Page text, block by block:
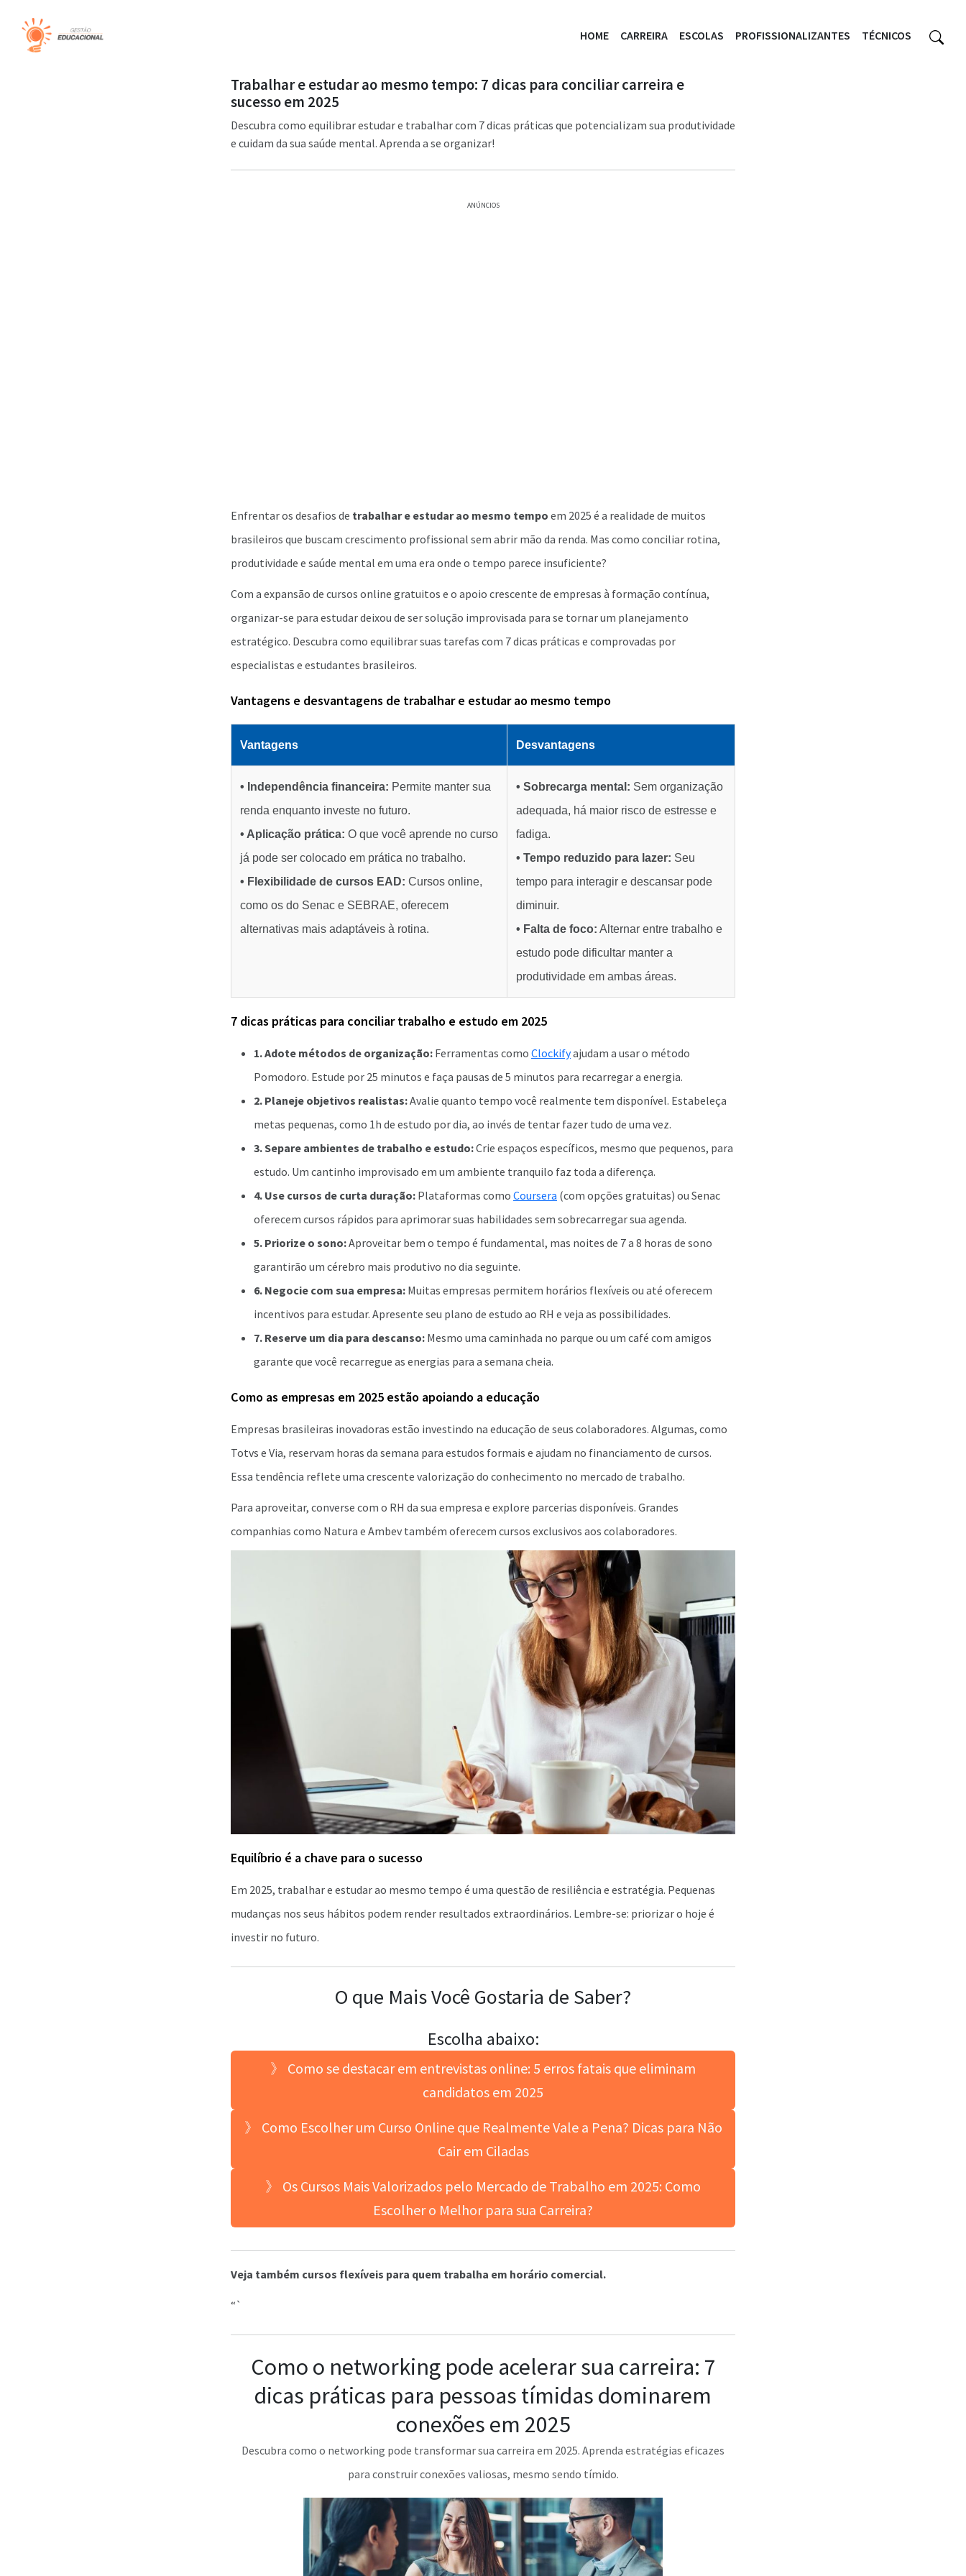
HOME CARREIRA ESCOLAS PROFISSIONALIZANTES TÉCNICOS
Trabalhar e estudar ao mesmo tempo: 7 dicas para conciliar carreira e
sucesso em 2025
Descubra como equilibrar estudar e trabalhar com 7 dicas práticas que potencializam sua produtividade
e cuidam da sua saúde mental. Aprenda a se organizar!
ANÚNCIOS
Enfrentar os desafios de trabalhar e estudar ao mesmo tempo em 2025 é a realidade de muitos
brasileiros que buscam crescimento profissional sem abrir mão da renda. Mas como conciliar rotina,
produtividade e saúde mental em uma era onde o tempo parece insuficiente?
Com a expansão de cursos online gratuitos e o apoio crescente de empresas à formação contínua,
organizar-se para estudar deixou de ser solução improvisada para se tornar um planejamento
estratégico. Descubra como equilibrar suas tarefas com 7 dicas práticas e comprovadas por
especialistas e estudantes brasileiros.
Vantagens e desvantagens de trabalhar e estudar ao mesmo tempo
Vantagens Desvantagens
• Independência financeira: Permite manter sua
renda enquanto investe no futuro.
• Aplicação prática: O que você aprende no curso
já pode ser colocado em prática no trabalho.
• Flexibilidade de cursos EAD: Cursos online,
como os do Senac e SEBRAE, oferecem
alternativas mais adaptáveis à rotina.
• Sobrecarga mental: Sem organização
adequada, há maior risco de estresse e
fadiga.
• Tempo reduzido para lazer: Seu
tempo para interagir e descansar pode
diminuir.
• Falta de foco: Alternar entre trabalho e
estudo pode dificultar manter a
produtividade em ambas áreas.
7 dicas práticas para conciliar trabalho e estudo em 2025
1. Adote métodos de organização: Ferramentas como Clockifyajudam a usar o método
Pomodoro. Estude por 25 minutos e faça pausas de 5 minutos para recarregar a energia.
2. Planeje objetivos realistas:Avalie quanto tempo você realmente tem disponível. Estabeleça
metas pequenas, como 1h de estudo por dia, ao invés de tentar fazer tudo de uma vez.
3. Separe ambientes de trabalho e estudo:Crie espaços específicos, mesmo que pequenos, para
estudo. Um cantinho improvisado em um ambiente tranquilo faz toda a diferença.
4. Use cursos de curta duração: Plataformas como Coursera (com opções gratuitas) ou Senac
oferecem cursos rápidos para aprimorar suas habilidades sem sobrecarregar sua agenda.
5. Priorize o sono:Aproveitar bem o tempo é fundamental, mas noites de 7 a 8 horas de sono
garantirão um cérebro mais produtivo no dia seguinte.
6. Negocie com sua empresa: Muitas empresas permitem horários flexíveis ou até oferecem
incentivos para estudar. Apresente seu plano de estudo ao RH e veja as possibilidades.
7. Reserve um dia para descanso: Mesmo uma caminhada no parque ou um café com amigos
garante que você recarregue as energias para a semana cheia.
Como as empresas em 2025 estão apoiando a educação
Empresas brasileiras inovadoras estão investindo na educação de seus colaboradores. Algumas, como
Totvs e Via, reservam horas da semana para estudos formais e ajudam no financiamento de cursos.
Essa tendência reflete uma crescente valorização do conhecimento no mercado de trabalho.
Para aproveitar, converse com o RH da sua empresa e explore parcerias disponíveis. Grandes
companhias como Natura e Ambev também oferecem cursos exclusivos aos colaboradores.
Equilíbrio é a chave para o sucesso
Em 2025, trabalhar e estudar ao mesmo tempo é uma questão de resiliência e estratégia. Pequenas
mudanças nos seus hábitos podem render resultados extraordinários. Lembre-se: priorizar o hoje é
investir no futuro.
O que Mais Você Gostaria de Saber?
Escolha abaixo:
》 Como se destacar em entrevistas online: 5 erros fatais que eliminam
candidatos em 2025
》 Como Escolher um Curso Online que Realmente Vale a Pena? Dicas para Não
Cair em Ciladas
》 Os Cursos Mais Valorizados pelo Mercado de Trabalho em 2025: Como
Escolher o Melhor para sua Carreira?
Veja também cursos flexíveis para quem trabalha em horário comercial.
“`
Como o networking pode acelerar sua carreira: 7
dicas práticas para pessoas tímidas dominarem
conexões em 2025
Descubra como o networking pode transformar sua carreira em 2025. Aprenda estratégias eficazes
para construir conexões valiosas, mesmo sendo tímido.